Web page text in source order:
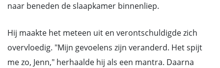
naar beneden de slaapkamer binnenliep.
Hij maakte het meteen uit en verontschuldigde zich
overvloedig. "Mijn gevoelens zijn veranderd. Het spijt
me zo, Jenn," herhaalde hij als een mantra. Daarna